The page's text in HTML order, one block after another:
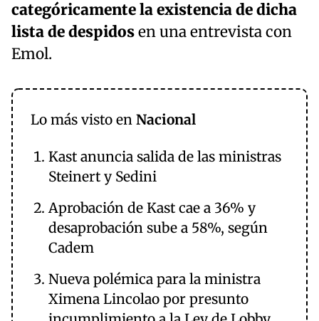
categóricamente la existencia de dicha
lista de despidosen una entrevista con
Emol.
Lo más visto en Nacional
Kast anuncia salida de las ministras
Steinert y Sedini
Aprobación de Kast cae a 36% y
desaprobación sube a 58%, según
Cadem
Nueva polémica para la ministra
Ximena Lincolao por presunto